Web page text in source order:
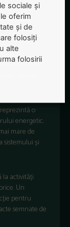
Group,
ă dacă nu
puțin
forței
o
energetic.
mare de
sistemului și
activități
Un
pentru
semnate de
sociale și
oferim
și de
folosiți
alte
folosirii